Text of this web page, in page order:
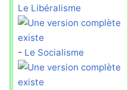
Le Libéralisme
- Le Socialisme